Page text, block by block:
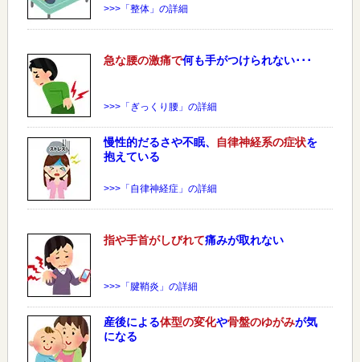
>>>「整体」の詳細
急な腰の激痛で何も手がつけられない･･･
>>>「ぎっくり腰」の詳細
慢性的だるさや不眠、 自律神経系の症状を
抱えている
>>>「自律神経症」の詳細
指や手首がしびれて痛みが取れない
>>>「腱鞘炎」の詳細
産後による体型の変化や骨盤のゆがみが気
になる